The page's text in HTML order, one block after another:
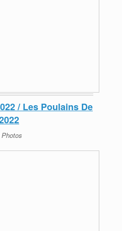
/ Les Poulains De